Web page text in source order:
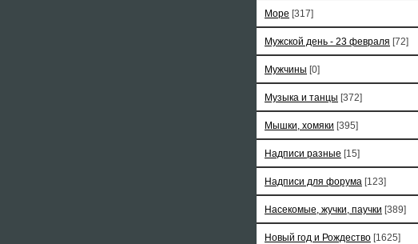
Море [317]
Мужской день - 23 февраля [72]
Мужчины [0]
Музыка и танцы [372]
Мышки, хомяки [395]
Надписи разные [15]
Надписи для форума [123]
Насекомые, жучки, паучки [389]
Новый год и Рождество [1625]